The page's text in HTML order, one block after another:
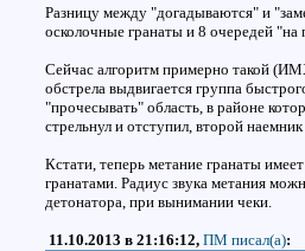
Разницу между "догадываются" и
осколочные гранаты и 8 очередей
Сейчас алгоритм примерно такой
обстрела выдвигается группа
"прочесывать" область, в районе
стрельнул и отступил, второй
Кстати, теперь метание гранаты
гранатами. Радиус звука метания
детонатора, при вынимании чеки.
11.10.2013 в 21:16:12, ПМ писал(a):